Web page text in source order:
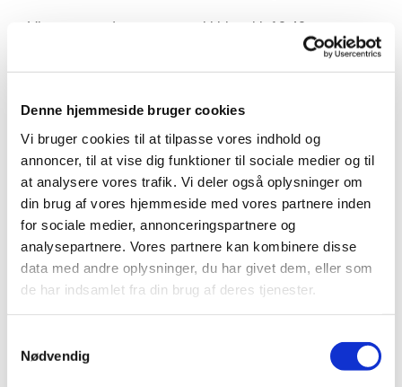
Denne hjemmeside bruger cookies
Vi bruger cookies til at tilpasse vores indhold og
annoncer, til at vise dig funktioner til sociale medier og til
at analysere vores trafik. Vi deler også oplysninger om
din brug af vores hjemmeside med vores partnere inden
for sociale medier, annonceringspartnere og
analysepartnere. Vores partnere kan kombinere disse
data med andre oplysninger, du har givet dem, eller som
de har indsamlet fra din brug af deres tjenester.
Nødvendig
Vi starter med morgensang i kirken kl. 10.40